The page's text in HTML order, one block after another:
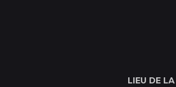
LIEU DE LA